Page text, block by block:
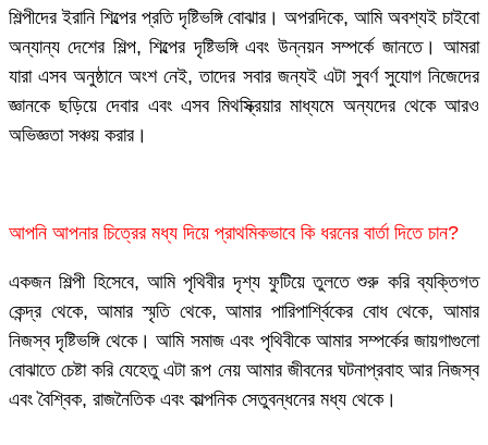
শিল্পীদের ইরানি শিল্পের প্রতি দৃষ্টিভঙ্গি বোঝার। অপরদিকে, আমি অবশ্যই চাইবো
অন্যান্য দেশের শিল্প, শিল্পের দৃষ্টিভঙ্গি এবং উন্নয়ন সম্পর্কে জানতে। আমরা
যারা এসব অনুষ্ঠানে অংশ নেই, তাদের সবার জন্যই এটা সুবর্ণ সুযোগ নিজেদের
জ্ঞানকে ছড়িয়ে দেবার এবং এসব মিথস্ক্রিয়ার মাধ্যমে অন্যদের থেকে আরও
অভিজ্ঞতা সঞ্চয় করার।
আপনি আপনার চিত্রের মধ্য দিয়ে প্রাথমিকভাবে কি ধরনের বার্তা দিতে চান?
একজন শিল্পী হিসেবে, আমি পৃথিবীর দৃশ্য ফুটিয়ে তুলতে শুরু করি ব্যক্তিগত
কেন্দ্র থেকে, আমার স্মৃতি থেকে, আমার পারিপার্শ্বিকের বোধ থেকে, আমার
নিজস্ব দৃষ্টিভঙ্গি থেকে। আমি সমাজ এবং পৃথিবীকে আমার সম্পর্কের জায়গাগুলো
বোঝাতে চেষ্টা করি যেহেতু এটা রূপ নেয় আমার জীবনের ঘটনাপ্রবাহ আর নিজস্ব
এবং বৈশ্বিক, রাজনৈতিক এবং কাল্পনিক সেতুবন্ধনের মধ্য থেকে।